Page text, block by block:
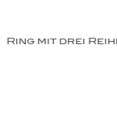
Ring mit drei